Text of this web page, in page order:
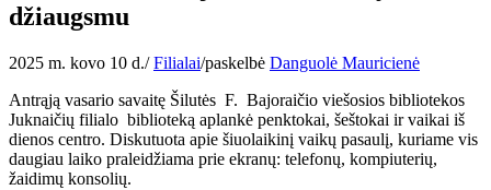
džiaugsmu
2025 m. kovo 10 d./ Filialai/paskelbė Danguolė Mauricienė
Antrąją vasario savaitę Šilutės F. Bajoraičio viešosios bibliotekos
Juknaičių filialo biblioteką aplankė penktokai, šeštokai ir vaikai iš
dienos centro. Diskutuota apie šiuolaikinį vaikų pasaulį, kuriame vis
daugiau laiko praleidžiama prie ekranų: telefonų, kompiuterių,
žaidimų konsolių.